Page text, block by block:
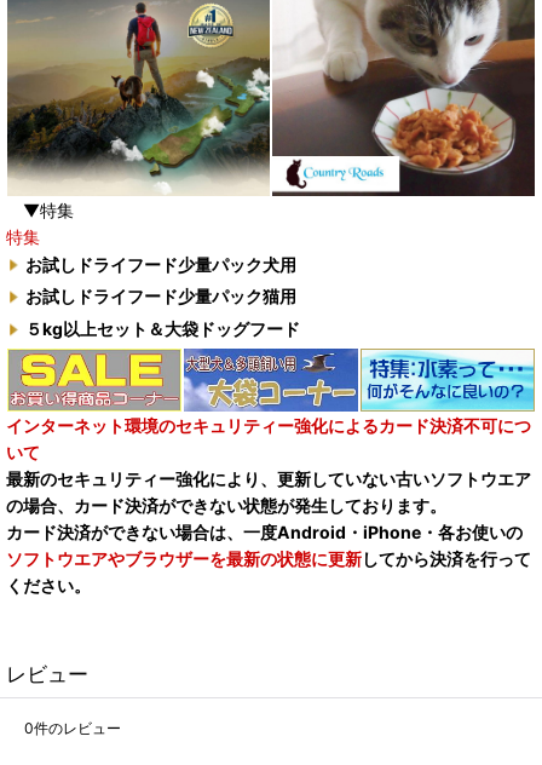
▼特集
特集
お試しドライフード少量パック犬用
お試しドライフード少量パック猫用
５kg以上セット＆大袋ドッグフード
インターネット環境のセキュリティー強化によるカード決済不可につ
いて
最新のセキュリティー強化により、更新していない古いソフトウエア
の場合、カード決済ができない状態が発生しております。
カード決済ができない場合は、一度Android・iPhone・各お使いの
ソフトウエアやブラウザーを最新の状態に更新してから決済を行って
ください。
レビュー
0件のレビュー